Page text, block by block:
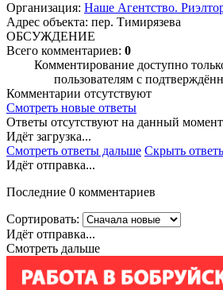
Организация: Наше Агентство.
Адрес объекта: пер. Тимирязева
ОБСУЖДЕНИЕ
Всего комментариев: 0
Комментирование доступно
пользователям с
Комментарии отсутствуют
Смотреть новые ответы
Ответы отсутствуют на данный момент
Идёт загрузка...
Смотреть ответы дальше Скрыть
Идёт отправка...
Последние 0 комментариев
Сортировать:
Идёт отправка...
Смотреть дальше